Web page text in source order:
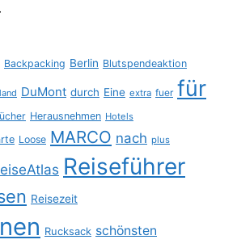
Backpacking Berlin Blutspendeaktion
DuMont durch Eine extra fuer für
Herausnehmen Hotels
Loose MARCO nach plus
Reiseführer
Reisezeit
Rucksack schönsten